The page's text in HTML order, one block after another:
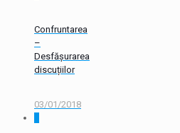
Confruntarea
–
Desfășurarea
discuțiilor
03/01/2018